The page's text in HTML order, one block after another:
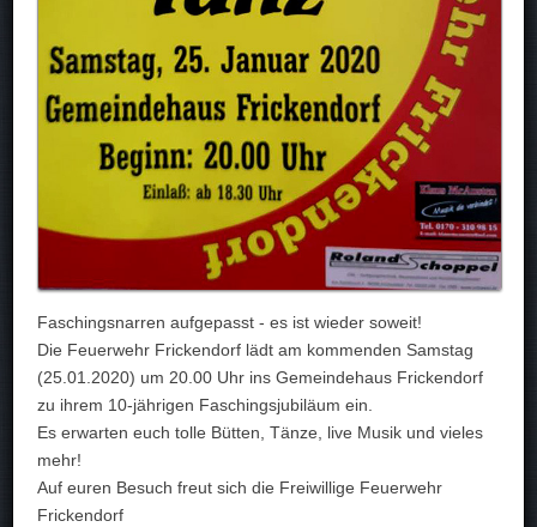
Faschingsnarren aufgepasst - es ist wieder soweit!
Die Feuerwehr Frickendorf lädt am kommenden Samstag
(25.01.2020) um 20.00 Uhr ins Gemeindehaus Frickendorf
zu ihrem 10-jährigen Faschingsjubiläum ein.
Es erwarten euch tolle Bütten, Tänze, live Musik und vieles
mehr!
Auf euren Besuch freut sich die Freiwillige Feuerwehr
Frickendorf